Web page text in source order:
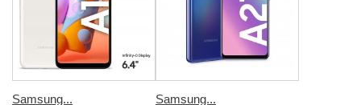
Samsung... Samsung...